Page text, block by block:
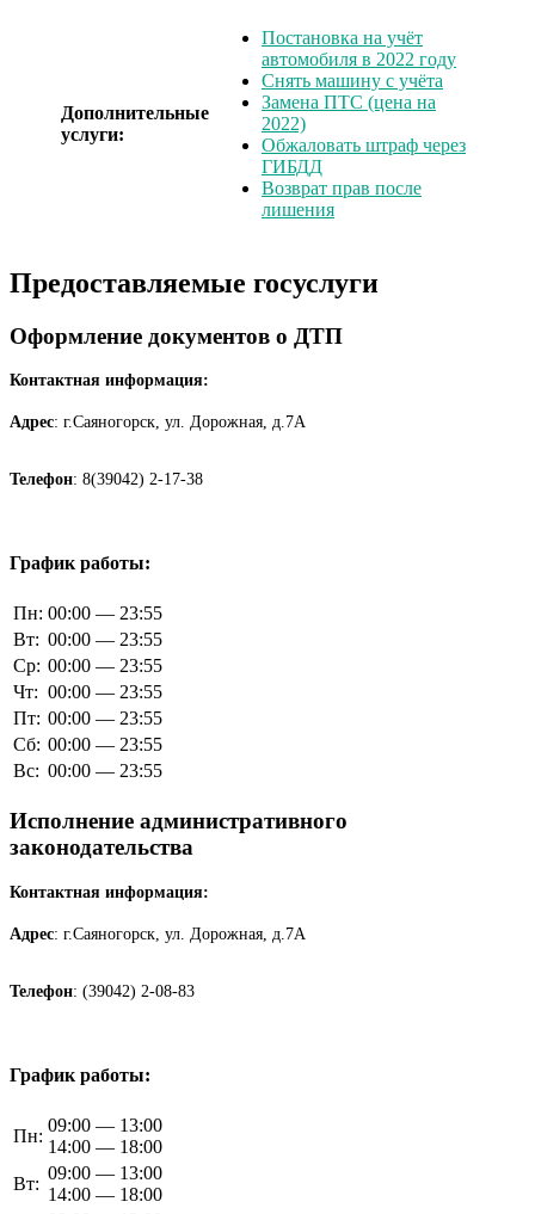
Дополнительные
услуги:
Постановка на учёт
автомобиля в 2022 году
Снять машину с учёта
Замена ПТС (цена на
2022)
Обжаловать штраф через
ГИБДД
Возврат прав после
лишения
Предоставляемые госуслуги
Оформление документов о ДТП
Контактная информация:
Адрес: г.Саяногорск, ул. Дорожная, д.7А
Телефон: 8(39042) 2-17-38
График работы:
Пн: 00:00 — 23:55
Вт: 00:00 — 23:55
Ср: 00:00 — 23:55
Чт: 00:00 — 23:55
Пт: 00:00 — 23:55
Сб: 00:00 — 23:55
Вс: 00:00 — 23:55
Исполнение административного
законодательства
Контактная информация:
Адрес: г.Саяногорск, ул. Дорожная, д.7А
Телефон: (39042) 2-08-83
График работы:
Пн:
09:00 — 13:00
14:00 — 18:00
Вт:
09:00 — 13:00
14:00 — 18:00